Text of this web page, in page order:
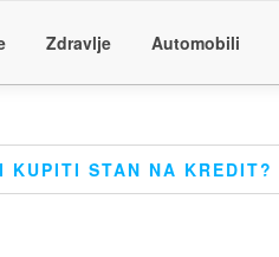
Zdravlje Automobili
KUPITI STAN NA KREDIT?